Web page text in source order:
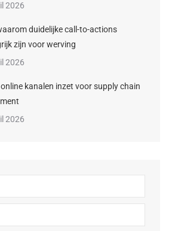
2026
duidelijke call-to-actions
zijn voor werving
2026
online kanalen inzet voor supply chain
2026